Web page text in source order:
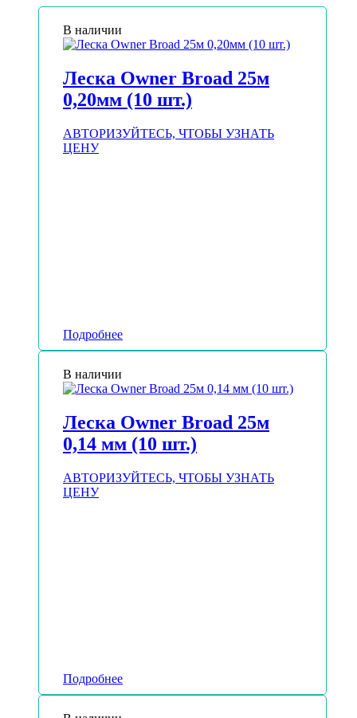
В наличии
Леска Owner Broad 25м
0,20мм (10 шт.)
АВТОРИЗУЙТЕСЬ, ЧТОБЫ УЗНАТЬ
ЦЕНУ
Подробнее
В наличии
Леска Owner Broad 25м
0,14 мм (10 шт.)
АВТОРИЗУЙТЕСЬ, ЧТОБЫ УЗНАТЬ
ЦЕНУ
Подробнее